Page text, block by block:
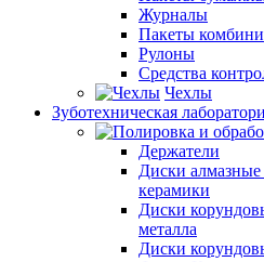
Журналы
Пакеты
Рулоны
Средства
Чехлы
Зуботехническая
Держатели
Диски
керамики
Диски
металла
Диски